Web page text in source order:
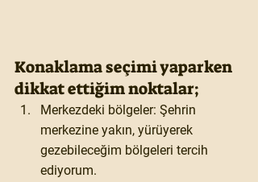
Konaklama seçimi yaparken
dikkat ettiğim noktalar;
Merkezdeki bölgeler: Şehrin
merkezine yakın, yürüyerek
gezebileceğim bölgeleri tercih
ediyorum.